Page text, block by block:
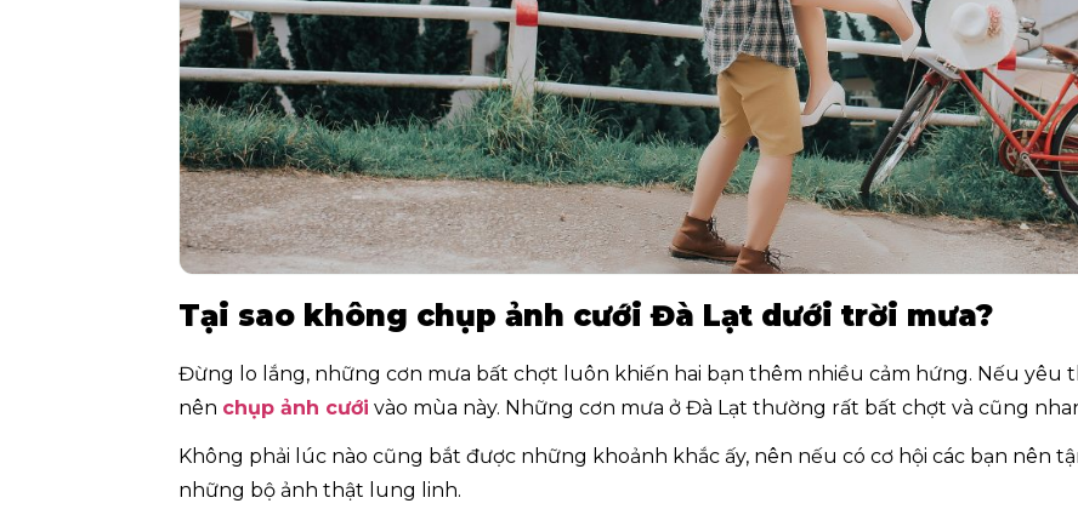
Tại sao không chụp ảnh cưới Đà Lạt dưới trời mưa?
Đừng lo lắng, những cơn mưa bất chợt luôn khiến hai bạn thêm nhiều cảm hứng. Nếu yêu
nên chụp ảnh cưới vào mùa này. Những cơn mưa ở Đà Lạt thường rất bất chợt và cũng
Không phải lúc nào cũng bắt được những khoảnh khắc ấy, nên nếu có cơ hội các bạn nên
những bộ ảnh thật lung linh.